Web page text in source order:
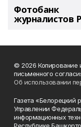
Фотобанк
журналистов
© 2026 Копирование
письменного
Об использовании
Газета «Белорецкий
Управлении
информационных